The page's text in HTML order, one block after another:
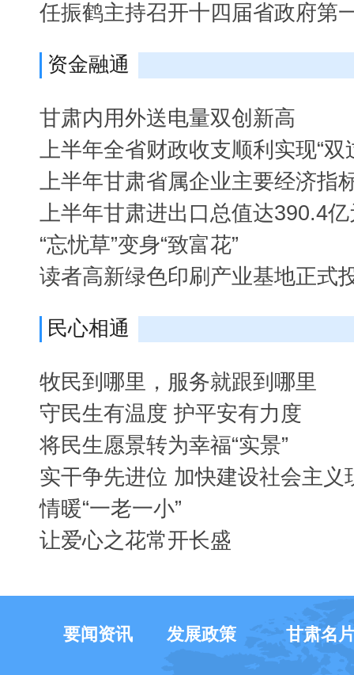
任振鹤主持召开十四届省政府第
资金融通
甘肃内用外送电量双创新高
上半年全省财政收支顺利实现“双
上半年甘肃省属企业主要经济指
上半年甘肃进出口总值达390.4
“忘忧草”变身“致富花”
读者高新绿色印刷产业基地正式
民心相通
牧民到哪里，服务就跟到哪里
守民生有温度 护平安有力度
将民生愿景转为幸福“实景”
实干争先进位 加快建设社会主义
情暖“一老一小”
让爱心之花常开长盛
要闻资讯 发展政策 甘肃名